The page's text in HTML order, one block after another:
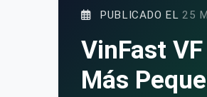
PUBLICADO EL 25
VinFast
Más